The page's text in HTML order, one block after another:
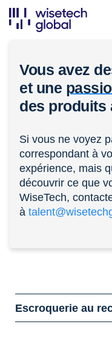
Vous avez
et une
des produits
Si vous ne voyez
correspondant à
expérience, mais
découvrir ce que
WiseTech,
à
Escroquerie au